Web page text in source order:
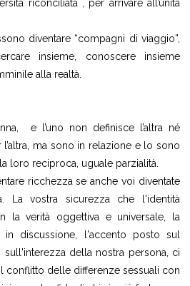
riconciliata , per arrivare all’unità
diventare “compagni di viaggio”,
insieme, conoscere insieme
alla realtà.
e l’uno non definisce l’altra né
ma sono in relazione e lo sono
loro reciproca, uguale parzialità.
ricchezza se anche voi diventate
La vostra sicurezza che l'identità
la verità oggettiva e universale, la
discussione, l'accento posto sul
della nostra persona, ci
conflitto delle differenze sessuali con